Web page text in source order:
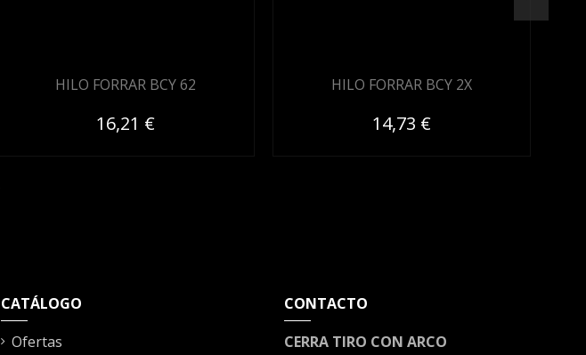
HILO FORRAR BCY 62
16,21 €
HILO FORRAR BCY 2X
14,73 €
CATÁLOGO
Ofertas
CONTACTO
CERRA TIRO CON ARCO